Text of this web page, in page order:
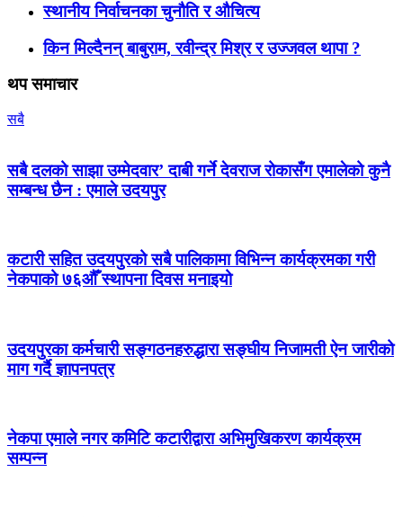
स्थानीय निर्वाचनका चुनौति र औचित्य
किन मिल्दैनन् बाबुराम, रवीन्द्र मिश्र र उज्जवल थापा ?
थप समाचार
सबै
सबै दलको साझा उम्मेदवार’ दाबी गर्ने देवराज रोकासँग एमालेको कुनै
सम्बन्ध छैन : एमाले उदयपुर
कटारी सहित उदयपुरको सबै पालिकामा विभिन्न कार्यक्रमका गरी
नेकपाको ७६औँ स्थापना दिवस मनाइयो
उदयपुरका कर्मचारी सङ्गठनहरुद्धारा सङ्घीय निजामती ऐन जारीको
माग गर्दै ज्ञापनपत्र
नेकपा एमाले नगर कमिटि कटारीद्वारा अभिमुखिकरण कार्यक्रम
सम्पन्न